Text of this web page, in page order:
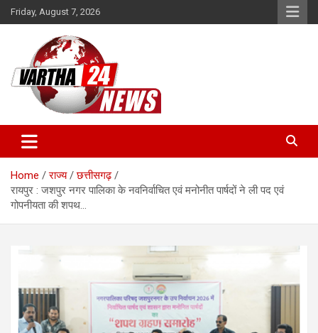
Skip
to
Friday, August 7, 2026
Vartha 24
Home राज्य
छत्तीसगढ़
रायपुर : जशपुर नगर पालिका के नवनिर्वाचित एवं मनोनीत पार्षदों ने ली पद एवं
गोपनीयता की शपथ…